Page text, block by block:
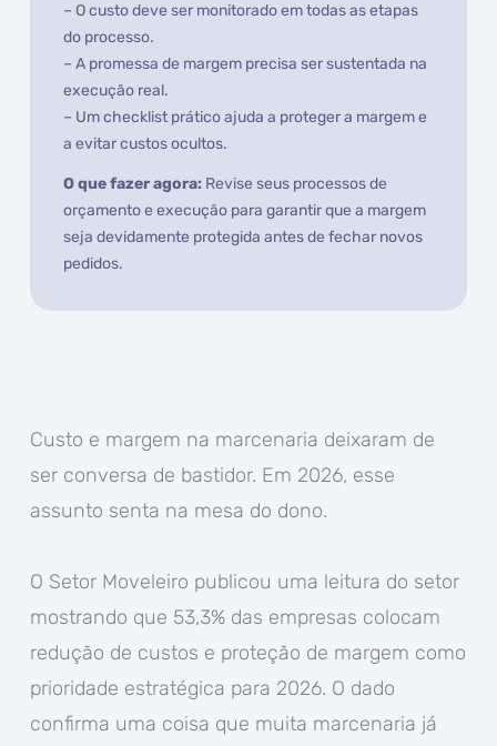
– O custo deve ser monitorado em todas as etapas
do processo.
– A promessa de margem precisa ser sustentada na
execução real.
– Um checklist prático ajuda a proteger a margem e
a evitar custos ocultos.
O que fazer agora:Revise seus processos de
orçamento e execução para garantir que a margem
seja devidamente protegida antes de fechar novos
pedidos.
Custo e margem na marcenaria deixaram de
ser conversa de bastidor. Em 2026, esse
assunto senta na mesa do dono.
O Setor Moveleiro publicou uma leitura do setor
mostrando que 53,3% das empresas colocam
redução de custos e proteção de margem como
prioridade estratégica para 2026. O dado
confirma uma coisa que muita marcenaria já